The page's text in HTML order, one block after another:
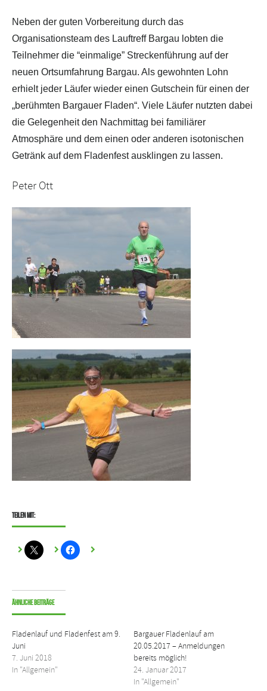
Neben der guten Vorbereitung durch das
Organisationsteam des Lauftreff Bargau lobten die
Teilnehmer die “einmalige” Streckenführung auf der
neuen Ortsumfahrung Bargau. Als gewohnten Lohn
erhielt jeder Läufer wieder einen Gutschein für einen der
„berühmten Bargauer Fladen“. Viele Läufer nutzten dabei
die Gelegenheit den Nachmittag bei familiärer
Atmosphäre und dem einen oder anderen isotonischen
Getränk auf dem Fladenfest ausklingen zu lassen.
Peter Ott
Teilen mit:
Ähnliche Beiträge
Fladenlauf und Fladenfest am 9.
Juni
7. Juni 2018
In "Allgemein"
Bargauer Fladenlauf am
20.05.2017 – Anmeldungen
bereits möglich!
24. Januar 2017
In "Allgemein"